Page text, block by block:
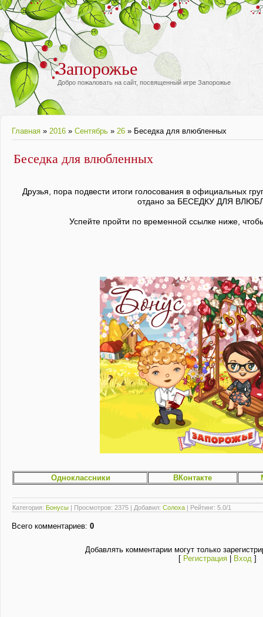
Запорожье
Добро пожаловать на сайт, посвященный игре Запорожье
Главная » 2016 » Сентябрь » 26 » Беседка для влюбленных
Беседка для влюбленных
Друзья, пора подвести итоги голосования в официальных
отдано за БЕСЕДКУ ДЛЯ
Успейте пройти по временной ссылке ниже,
Одноклассники ВКонтакте
Категория: Бонусы | Просмотров: 2375 | Добавил: Солоха | Рейтинг: 5.0/1
Всего комментариев: 0
Добавлять комментарии могут только
[ Регистрация| Вход]